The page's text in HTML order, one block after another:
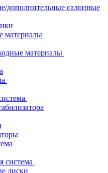
дополнительные салонные
материалы
материалы
система
диски